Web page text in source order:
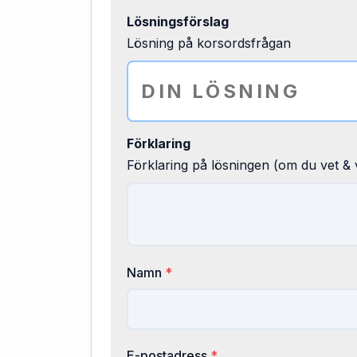
Lösningsförslag
Lösning på korsordsfrågan
Förklaring
Förklaring på lösningen (om du vet &
Namn *